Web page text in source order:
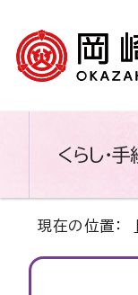
くらし・手
現在の位置：